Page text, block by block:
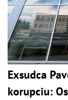
Exsudca
korupciu: